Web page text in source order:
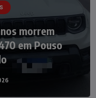
morrem
em Pouso
nome de Taió ao
Santos